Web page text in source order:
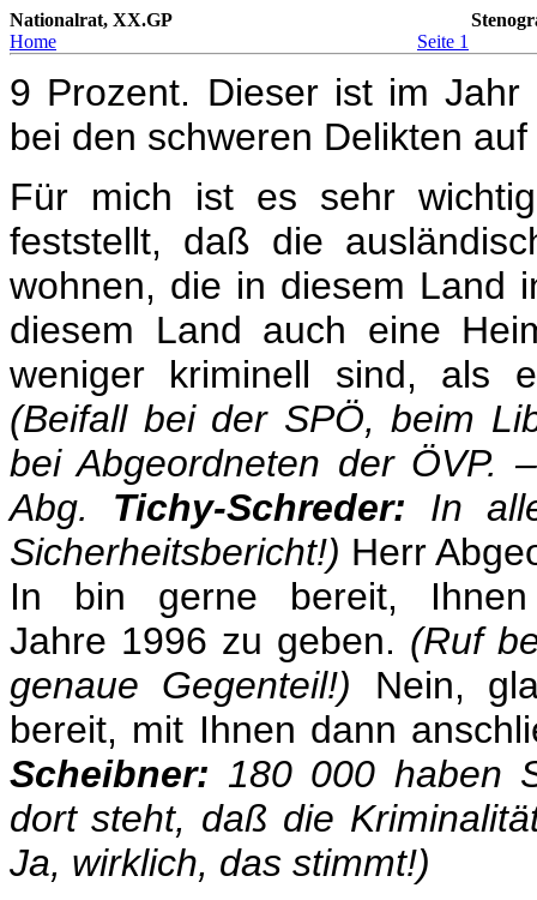
Nationalrat, XX.GP
Home
Seite 1
9 Prozent. Dieser ist im
bei den schweren Delikten
Für mich ist es sehr
feststellt, daß die
wohnen, die in diesem Land
diesem Land auch eine
weniger kriminell sind, als
(Beifall bei der SPÖ, beim
bei Abgeordneten der ÖVP.
Abg. Tichy-Schreder: In
Sicherheitsbericht!) Herr
In bin gerne bereit,
Jahre 1996 zu geben. (Ruf
genaue Gegenteil!) Nein,
bereit, mit Ihnen dann
Scheibner: 180 000 haben
dort steht, daß die
Ja, wirklich, das stimmt!)